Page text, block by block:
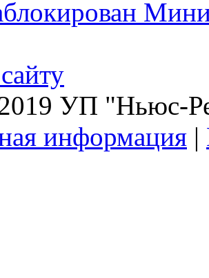
УП "Ньюс-
информация |